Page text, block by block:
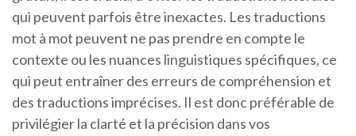
qui peuvent parfois être inexactes. Les traductions
mot à mot peuvent ne pas prendre en compte le
contexte ou les nuances linguistiques spécifiques, ce
qui peut entraîner des erreurs de compréhension et
des traductions imprécises. Il est donc préférable de
privilégier la clarté et la précision dans vos